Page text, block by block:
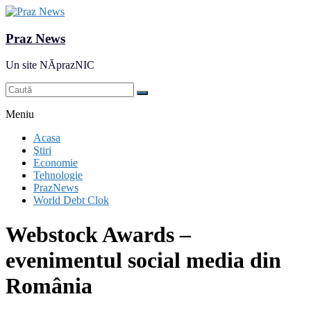
Praz News
Un site NĂprazNIC
Meniu
Acasa
Ştiri
Economie
Tehnologie
PrazNews
World Debt Clok
Webstock Awards –
evenimentul social media din
România